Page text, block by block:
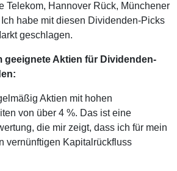
Telekom, Hannover Rück, Münchener
habe mit diesen Dividenden-Picks
geschlagen.
geeignete Aktien für Dividenden-
Aktien mit hohen
von über 4 %. Das ist eine
die mir zeigt, dass ich für mein
vernünftigen Kapitalrückfluss